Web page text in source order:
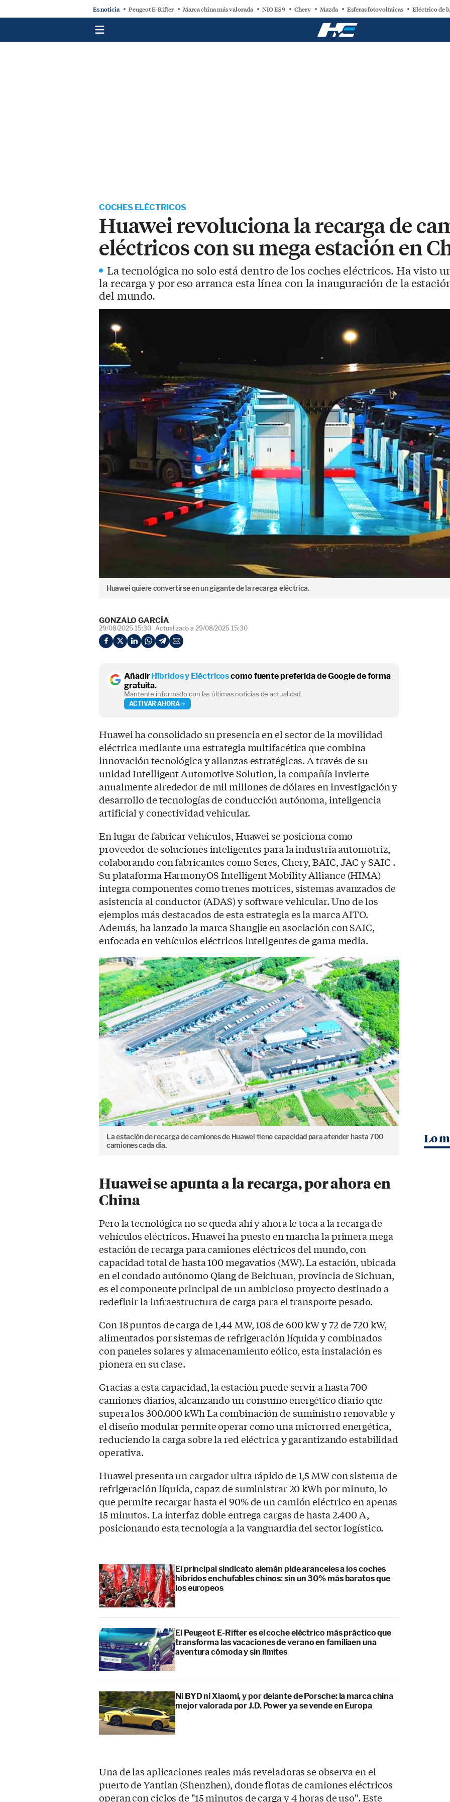
Es noticia Peugeot E-Rifter Marca china más valorada NIO ES9 Chery Mazda Esferas fotovoltaicas Eléctrico de
COCHES ELÉCTRICOS
Huawei revoluciona la recarga de
eléctricos con su mega estación en
La tecnológica no solo está dentro de los coches eléctricos. Ha visto
la recarga y por eso arranca esta línea con la inauguración de la
del mundo.
Huawei quiere convertirse en un gigante de la recarga eléctrica.
GONZALO GARCÍA
29/08/2025 15:30 Actualizado a 29/08/2025 15:30
Añadir Híbridos y Eléctricoscomo fuente preferida de Google de forma
gratuita.
Mantente informado con las últimas noticias de actualidad.
ACTIVAR AHORA
Huawei ha consolidado su presencia en el sector de la movilidad
eléctrica mediante una estrategia multifacética que combina
innovación tecnológica y alianzas estratégicas. A través de su
unidad Intelligent Automotive Solution, la compañía invierte
anualmente alrededor de mil millones de dólares en investigación y
desarrollo de tecnologías de conducción autónoma, inteligencia
artificial y conectividad vehicular.
En lugar de fabricar vehículos, Huawei se posiciona como
proveedor de soluciones inteligentes para la industria automotriz,
colaborando con fabricantes como Seres, Chery, BAIC, JAC y SAIC .
Su plataforma HarmonyOS Intelligent Mobility Alliance (HIMA)
integra componentes como trenes motrices, sistemas avanzados de
asistencia al conductor (ADAS) y software vehicular. Uno de los
ejemplos más destacados de esta estrategia es la marca AITO.
Además, ha lanzado la marca Shangjie en asociación con SAIC,
enfocada en vehículos eléctricos inteligentes de gama media.
La estación de recarga de camiones de Huawei tiene capacidad para atender hasta 700
camiones cada día.
Huawei se apunta a la recarga, por ahora en
China
Pero la tecnológica no se queda ahí y ahora le toca a la recarga de
vehículos eléctricos. Huawei ha puesto en marcha la primera mega
estación de recarga para camiones eléctricos del mundo, con
capacidad total de hasta 100 megavatios (MW). La estación, ubicada
en el condado autónomo Qiang de Beichuan, provincia de Sichuan,
es el componente principal de un ambicioso proyecto destinado a
redefinir la infraestructura de carga para el transporte pesado.
Con 18 puntos de carga de 1,44 MW, 108 de 600 kW y 72 de 720 kW,
alimentados por sistemas de refrigeración líquida y combinados
con paneles solares y almacenamiento eólico, esta instalación es
pionera en su clase.
Gracias a esta capacidad, la estación puede servir a hasta 700
camiones diarios, alcanzando un consumo energético diario que
supera los 300.000 kWh La combinación de suministro renovable y
el diseño modular permite operar como una microrred energética,
reduciendo la carga sobre la red eléctrica y garantizando estabilidad
operativa.
Huawei presenta un cargador ultra rápido de 1,5 MW con sistema de
refrigeración líquida, capaz de suministrar 20 kWh por minuto, lo
que permite recargar hasta el 90% de un camión eléctrico en apenas
15 minutos. La interfaz doble entrega cargas de hasta 2.400 A,
posicionando esta tecnología a la vanguardia del sector logístico.
El principal sindicato alemán pide aranceles a los coches
híbridos enchufables chinos: sin un 30% más baratos que
los europeos
El Peugeot E-Rifter es el coche eléctrico más práctico que
transforma las vacaciones de verano en familiaen una
aventura cómoda y sin límites
Ni BYD ni Xiaomi, y por delante de Porsche: la marca china
mejor valorada por J.D. Power ya se vende en Europa
Una de las aplicaciones reales más reveladoras se observa en el
puerto de Yantian (Shenzhen), donde flotas de camiones eléctricos
operan con ciclos de "15 minutos de carga y 4 horas de uso". Este
Lo